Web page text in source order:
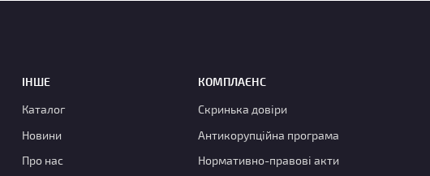
ІНШЕ
Каталог
Новини
Про нас
КОМПЛАЄНС
Скринька довіри
Антикорупційна програма
Нормативно-правові акти